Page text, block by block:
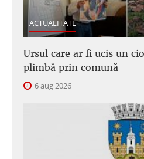
ACTUALITATE
Ursul care ar fi ucis un
plimbă prin comună
6 aug 2026